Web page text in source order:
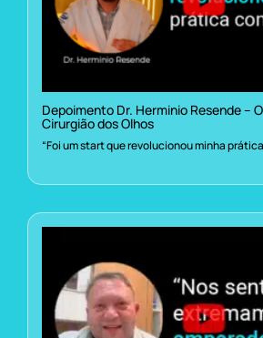
Depoimento Dr. Herminio Resende –
Cirurgião dos Olhos
“Foi um start que revolucionou minha